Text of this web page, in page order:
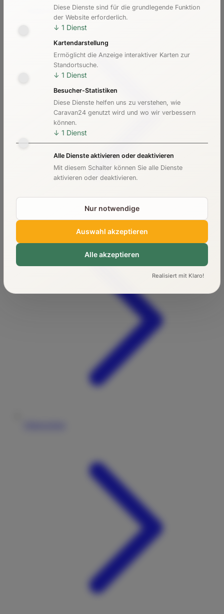
Kosten & PreiseDiese Dienste sind für die grundlegende Funktion
der Website erforderlich.
↓ 1 Dienst
Kartendarstellung
Ermöglicht die Anzeige interaktiver Karten zur
Standortsuche.
↓ 1 Dienst
Besucher-Statistiken
Diese Dienste helfen uns zu verstehen, wie
Caravan24 genutzt wird und wo wir verbessern
können.
↓ 1 Dienst
Alle Dienste aktivieren oder deaktivieren
Mit diesem Schalter können Sie alle Dienste
aktivieren oder deaktivieren.
Nur notwendige
Auswahl akzeptieren
Alle akzeptieren
Realisiert mit Klaro!